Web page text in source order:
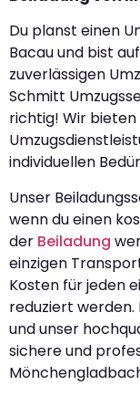
Du planst einen
Bacau und bist
zuverlässigen
Schmitt
richtig! Wir
individuellen
Unser
wenn du einen
der Beiladung
einzigen
Kosten für jeden
reduziert
und unser
sichere und